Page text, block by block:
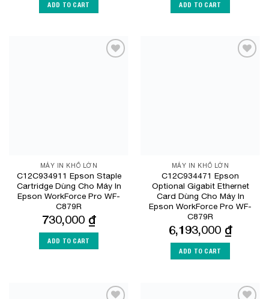
ADD TO CART ADD TO CART
MÁY IN KHỔ LỚN
C12C934911 Epson Staple
Cartridge Dùng Cho Máy In
Epson WorkForce Pro WF-
C879R
730,000 ₫
ADD TO CART
MÁY IN KHỔ LỚN
C12C934471 Epson
Optional Gigabit Ethernet
Card Dùng Cho Máy In
Epson WorkForce Pro WF-
C879R
6,193,000 ₫
ADD TO CART